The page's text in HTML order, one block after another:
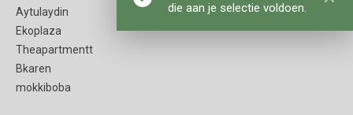
die aan je selectie voldoen.
Aytulaydin
Ekoplaza
Theapartmentt
Bkaren
mokkiboba